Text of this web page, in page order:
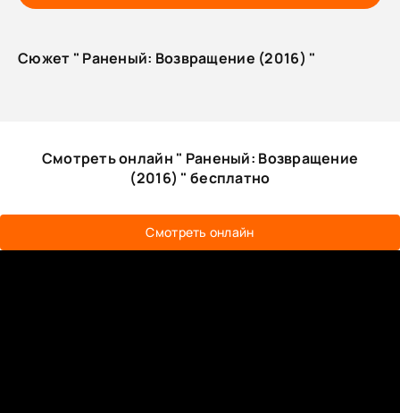
Сюжет " Раненый: Возвращение (2016) "
Смотреть онлайн " Раненый: Возвращение
(2016) " бесплатно
Смотреть онлайн